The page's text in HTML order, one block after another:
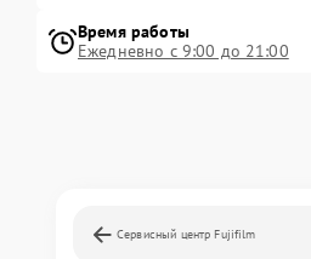
Время работы
Ежедневно с 9:00 до 21:00
Сервисный центр Fujifilm